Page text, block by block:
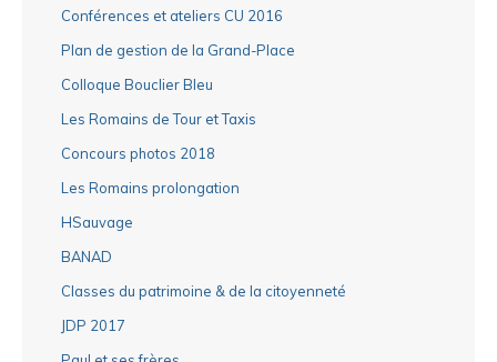
Conférences et ateliers CU 2016
Plan de gestion de la Grand-Place
Colloque Bouclier Bleu
Les Romains de Tour et Taxis
Concours photos 2018
Les Romains prolongation
HSauvage
BANAD
Classes du patrimoine & de la citoyenneté
JDP 2017